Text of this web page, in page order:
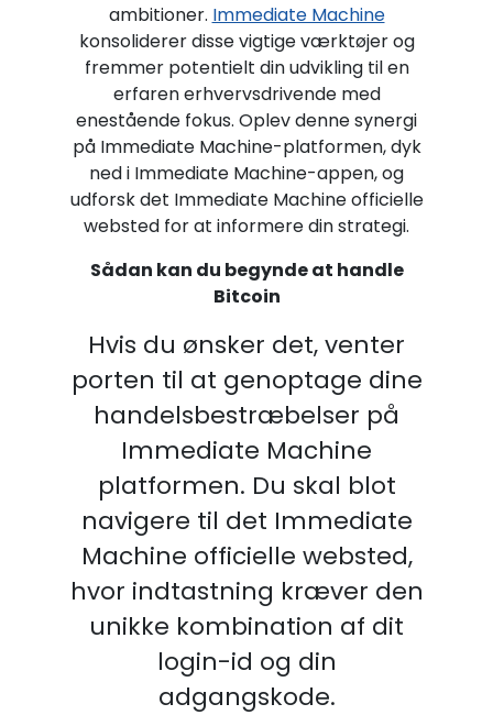
ambitioner. Immediate Machine
konsoliderer disse vigtige værktøjer og
fremmer potentielt din udvikling til en
erfaren erhvervsdrivende med
enestående fokus. Oplev denne synergi
på Immediate Machine-platformen, dyk
ned i Immediate Machine-appen, og
udforsk det Immediate Machine officielle
websted for at informere din strategi.
Sådan kan du begynde at handle
Bitcoin
Hvis du ønsker det, venter
porten til at genoptage dine
handelsbestræbelser på
Immediate Machine
platformen. Du skal blot
navigere til det Immediate
Machine officielle websted,
hvor indtastning kræver den
unikke kombination af dit
login-id og din
adgangskode.